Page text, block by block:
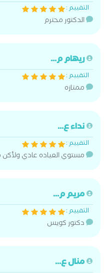
التقييم :
الدكتور محترم
ريهام م...
التقييم :
ممتازه
نداء ع...
التقييم :
مستوي العياده عادي ولأكن
مريم م...
التقييم :
دكتور كويس
منال ع...